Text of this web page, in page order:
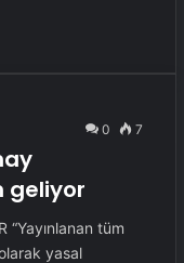
0 7
geliyor
“Yayınlanan tüm
yasal